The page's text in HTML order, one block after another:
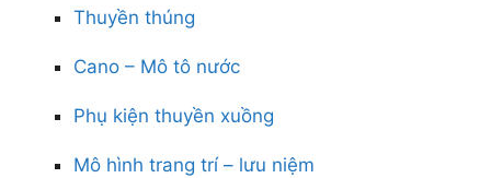
Thuyền thúng
Cano – Mô tô nước
Phụ kiện thuyền xuồng
Mô hình trang trí – lưu niệm